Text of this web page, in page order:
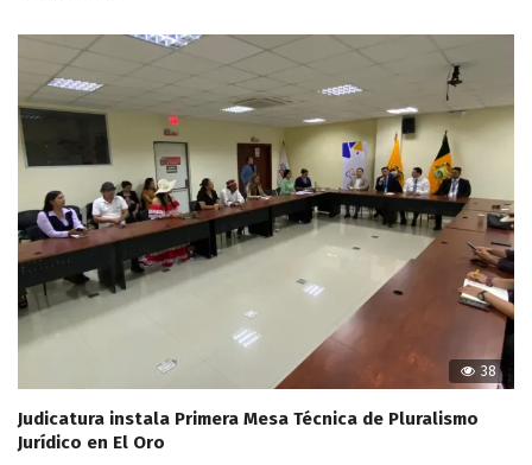
38
Judicatura instala Primera Mesa Técnica de Pluralismo
Jurídico en El Oro